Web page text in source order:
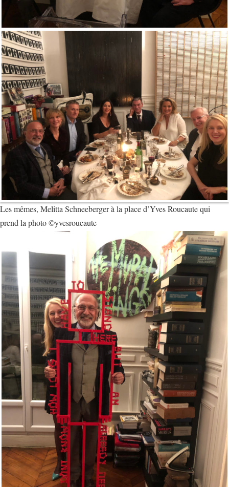
Les mêmes, Melitta Schneeberger à la place d’Yves Roucaute qui
prend la photo ©yvesroucaute